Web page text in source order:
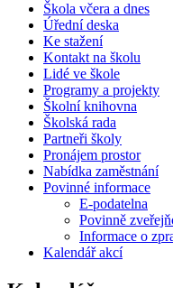
Škola včera a dnes
Úřední deska
Ke stažení
Kontakt na školu
Lidé ve škole
Programy a projekty
Školní knihovna
Školská rada
Partneři školy
Pronájem prostor
Nabídka zaměstnání
Povinné informace
E-podatelna
Povinně
Informace o
Kalendář akcí